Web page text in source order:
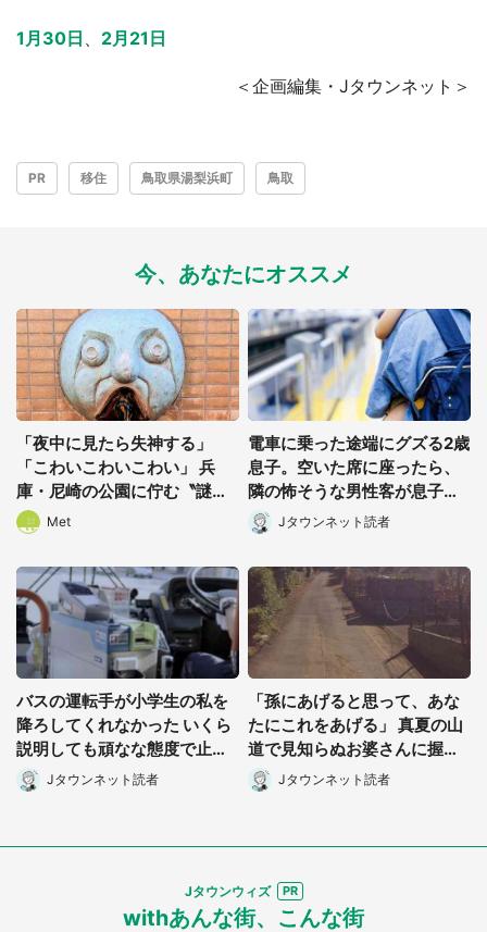
1月30日 2月21日
＜企画編集・Jタウンネット＞
PR 移住 鳥取県湯梨浜町 鳥取
今、あなたにオススメ
「夜中に見たら失神する」
「こわいこわいこわい」 兵
庫・尼崎の公園に佇む〝謎す
ぎる顔〟に1.3万人戦慄
Met
電車に乗った途端にグズる2歳
息子。空いた席に座ったら、
隣の怖そうな男性客が息子の
帽子に手を伸ばし(千葉県・4
0代女性)
Jタウンネット読者
バスの運転手が小学生の私を
降ろしてくれなかった いくら
説明しても頑なな態度で止め
られ(北海道・50代女性)
Jタウンネット読者
「孫にあげると思って、あな
たにこれをあげる」 真夏の山
道で見知らぬお婆さんに握ら
されたもの(山口県・30代女
性)
Jタウンネット読者
Jタウンウィズ
withあんな街、こんな街